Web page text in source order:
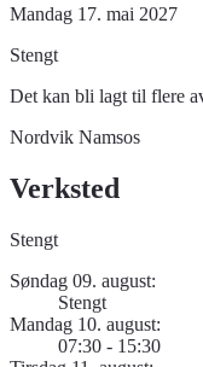
Mandag 17. mai 2027
Stengt
Det kan bli lagt til flere
Nordvik Namsos
Verksted
Stengt
Søndag 09. august:
Stengt
Mandag 10. august:
07:30 - 15:30